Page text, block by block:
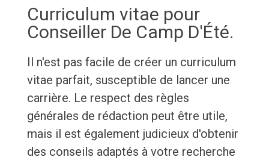
Curriculum vitae pour
Conseiller De Camp D'Été.
Il n'est pas facile de créer un curriculum
vitae parfait, susceptible de lancer une
carrière. Le respect des règles
générales de rédaction peut être utile,
mais il est également judicieux d'obtenir
des conseils adaptés à votre recherche